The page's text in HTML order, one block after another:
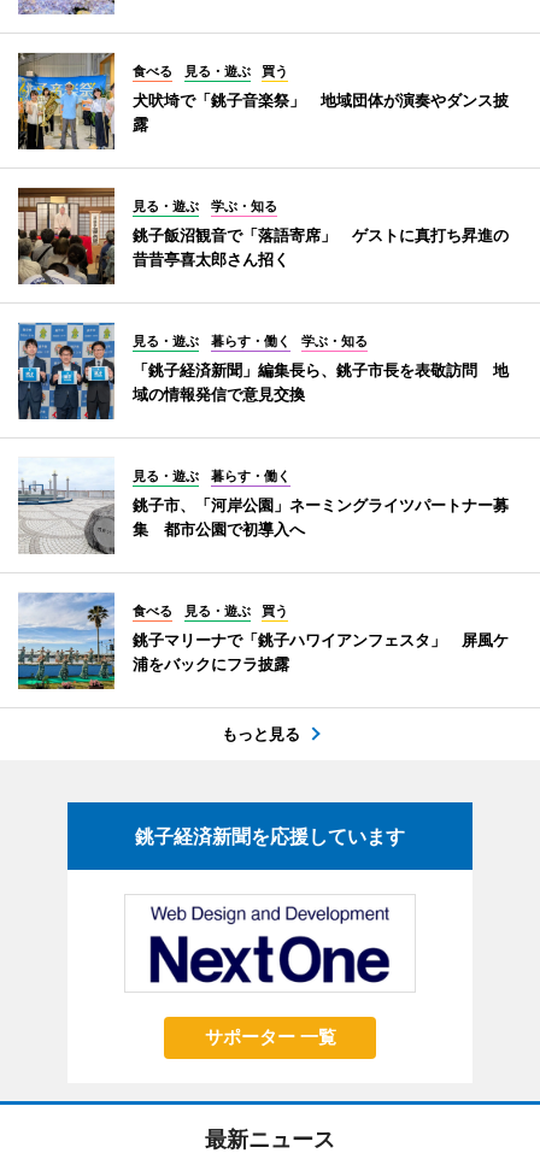
食べる 見る・遊ぶ 買う
犬吠埼で「銚子音楽祭」 地域団体が演奏やダンス披
露
見る・遊ぶ 学ぶ・知る
銚子飯沼観音で「落語寄席」 ゲストに真打ち昇進の
昔昔亭喜太郎さん招く
見る・遊ぶ 暮らす・働く 学ぶ・知る
「銚子経済新聞」編集長ら、銚子市長を表敬訪問 地
域の情報発信で意見交換
見る・遊ぶ 暮らす・働く
銚子市、「河岸公園」ネーミングライツパートナー募
集 都市公園で初導入へ
食べる 見る・遊ぶ 買う
銚子マリーナで「銚子ハワイアンフェスタ」 屏風ケ
浦をバックにフラ披露
もっと見る
銚子経済新聞を応援しています
サポーター 一覧
最新ニュース